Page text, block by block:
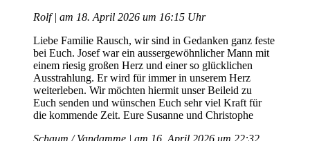
Rolf | am 18. April 2026 um 16:15 Uhr
Liebe Familie Rausch, wir sind in Gedanken ganz feste
bei Euch. Josef war ein aussergewöhnlicher Mann mit
einem riesig großen Herz und einer so glücklichen
Ausstrahlung. Er wird für immer in unserem Herz
weiterleben. Wir möchten hiermit unser Beileid zu
Euch senden und wünschen Euch sehr viel Kraft für
die kommende Zeit. Eure Susanne und Christophe
Schaum / Vandamme | am 16. April 2026 um 22:32